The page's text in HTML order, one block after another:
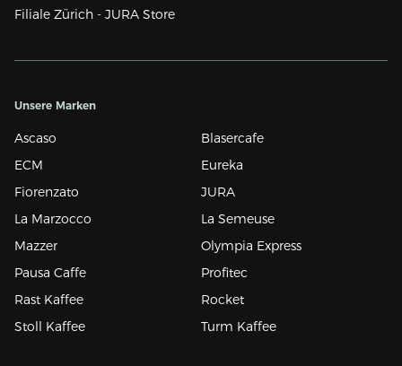
Filiale Zürich - JURA Store
Unsere Marken
Ascaso
Blasercafe
ECM
Eureka
Fiorenzato
JURA
La Marzocco
La Semeuse
Mazzer
Olympia Express
Pausa Caffe
Profitec
Rast Kaffee
Rocket
Stoll Kaffee
Turm Kaffee